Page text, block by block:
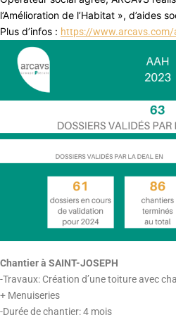
l’Amélioration de l’Habitat », d’aides
Plus d’infos : https://
Chantier à SAINT-JOSEPH
-Travaux: Création d’une toiture avec
+ Menuiseries
-Durée de chantier: 4 mois